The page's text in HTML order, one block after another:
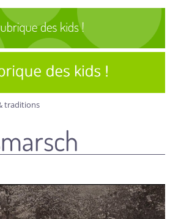
traditions